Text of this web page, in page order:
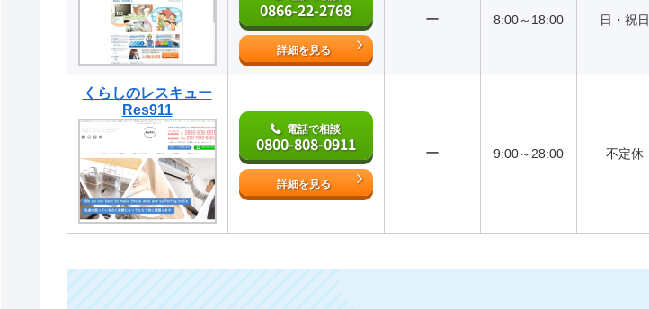
0866-22-2768
詳細を見る
ー 8:00～18:00 日・祝日
くらしのレスキュー
Res911
電話で相談
0800-808-0911
詳細を見る
ー 9:00～28:00 不定休